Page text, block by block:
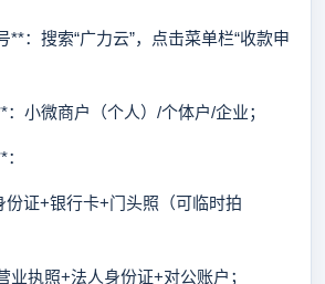
搜索“广力云”，点击菜单栏“收款申
微商户（个人）/个体户/企业；
证+银行卡+门头照（可临时拍
执照+法人身份证+对公账户；